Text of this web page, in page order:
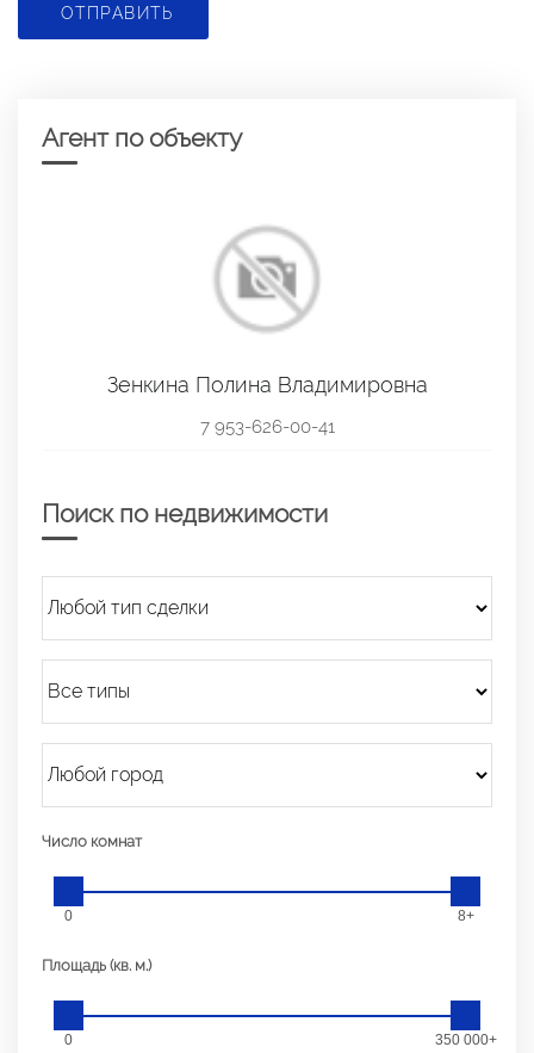
ОТПРАВИТЬ
Агент по объекту
Зенкина Полина Владимировна
7 953-626-00-41
Поиск по недвижимости
Число комнат
0 8+
Площадь (кв. м.)
0 350 000+